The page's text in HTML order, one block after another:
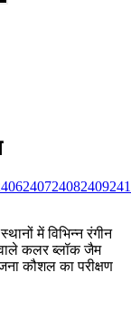
240724082409
में विभिन्न रंगीन
कलर ब्लॉक जैम
कौशल का परीक्षण